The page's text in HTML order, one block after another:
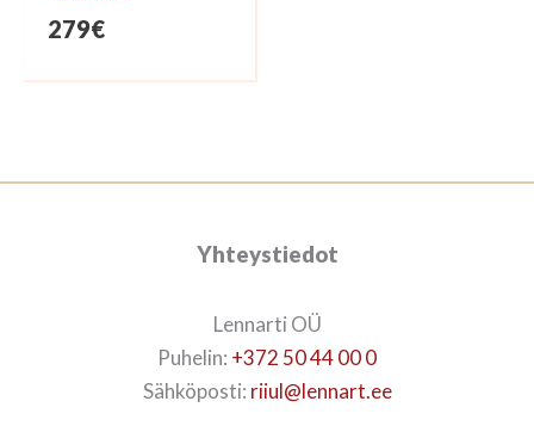
279€
Yhteystiedot
Lennarti OÜ
Puhelin: +372 50 44 00 0
Sähköposti: riiul@lennart.ee